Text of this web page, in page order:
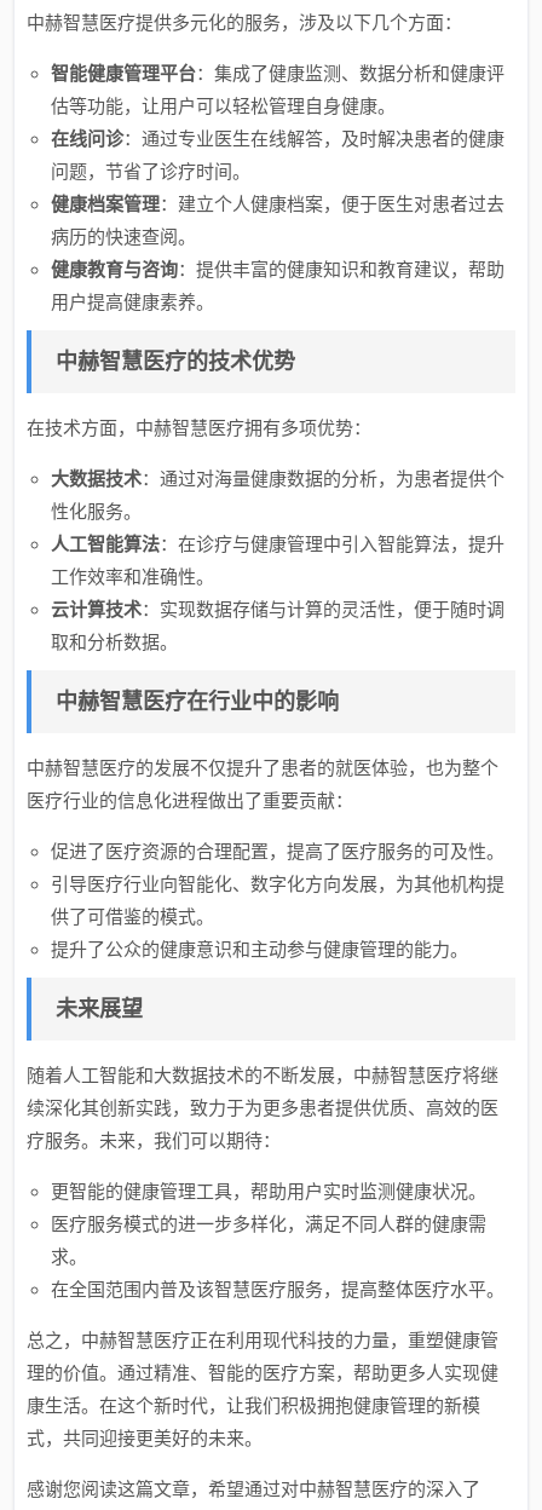
中赫智慧医疗提供多元化的服务，涉及以下几个方面：
智能健康管理平台：集成了健康监测、数据分析和健康评
估等功能，让用户可以轻松管理自身健康。
在线问诊：通过专业医生在线解答，及时解决患者的健康
问题，节省了诊疗时间。
健康档案管理：建立个人健康档案，便于医生对患者过去
病历的快速查阅。
健康教育与咨询：提供丰富的健康知识和教育建议，帮助
用户提高健康素养。
中赫智慧医疗的技术优势
在技术方面，中赫智慧医疗拥有多项优势：
大数据技术：通过对海量健康数据的分析，为患者提供个
性化服务。
人工智能算法：在诊疗与健康管理中引入智能算法，提升
工作效率和准确性。
云计算技术：实现数据存储与计算的灵活性，便于随时调
取和分析数据。
中赫智慧医疗在行业中的影响
中赫智慧医疗的发展不仅提升了患者的就医体验，也为整个
医疗行业的信息化进程做出了重要贡献：
促进了医疗资源的合理配置，提高了医疗服务的可及性。
引导医疗行业向智能化、数字化方向发展，为其他机构提
供了可借鉴的模式。
提升了公众的健康意识和主动参与健康管理的能力。
未来展望
随着人工智能和大数据技术的不断发展，中赫智慧医疗将继
续深化其创新实践，致力于为更多患者提供优质、高效的医
疗服务。未来，我们可以期待：
更智能的健康管理工具，帮助用户实时监测健康状况。
医疗服务模式的进一步多样化，满足不同人群的健康需
求。
在全国范围内普及该智慧医疗服务，提高整体医疗水平。
总之，中赫智慧医疗正在利用现代科技的力量，重塑健康管
理的价值。通过精准、智能的医疗方案，帮助更多人实现健
康生活。在这个新时代，让我们积极拥抱健康管理的新模
式，共同迎接更美好的未来。
感谢您阅读这篇文章，希望通过对中赫智慧医疗的深入了